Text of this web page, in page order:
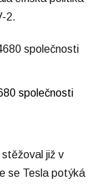
2.
společnosti
již v
se Tesla potýká